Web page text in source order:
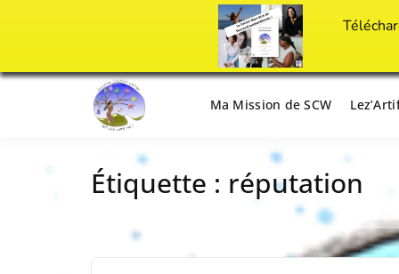
Passer
Success
Il est temps d'ART'ivez votre vie !
Ma Mission de SCW
Étiquette : réputation